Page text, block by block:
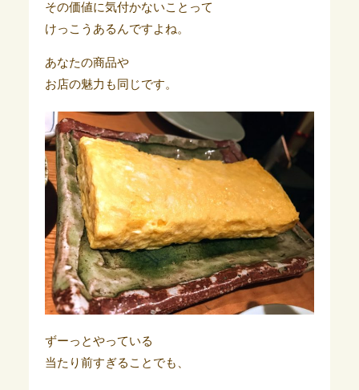
その価値に気付かないことって
けっこうあるんですよね。
あなたの商品や
お店の魅力も同じです。
ずーっとやっている
当たり前すぎることでも、